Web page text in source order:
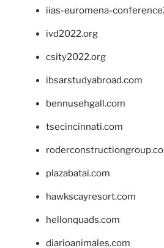
iias-euromena-
ivd2022.org
csity2022.org
ibsarstudyabroad.com
bennusehgall.com
tsecincinnati.com
plazabatai.com
hawkscayresort.com
hellonquads.com
diarioanimales.com